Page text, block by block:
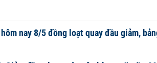
nay 8/5 đồng loạt quay đầu giảm,